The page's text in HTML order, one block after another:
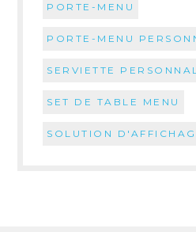
PORTE-MENU
PORTE-MENU
SERVIETTE
SET DE TABLE MENU
SOLUTION